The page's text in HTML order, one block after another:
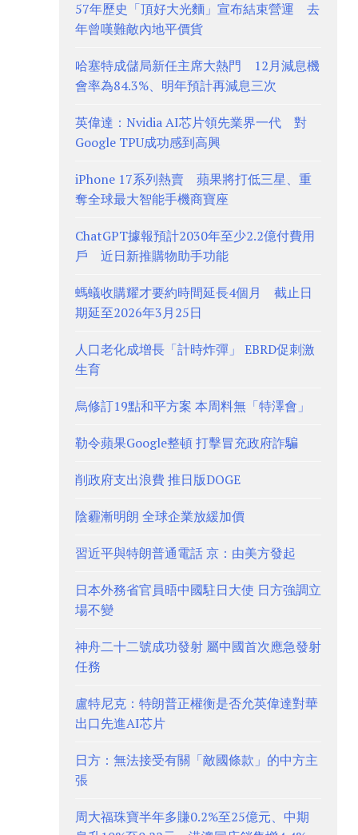
57年歷史「頂好大光麵」宣布結束營運 去
年曾嘆難敵內地平價貨
哈塞特成儲局新任主席大熱門 12月減息機
會率為84.3%、明年預計再減息三次
英偉達：Nvidia AI芯片領先業界一代 對
Google TPU成功感到高興
iPhone 17系列熱賣 蘋果將打低三星、重
奪全球最大智能手機商寶座
ChatGPT據報預計2030年至少2.2億付費用
戶 近日新推購物助手功能
螞蟻收購耀才要約時間延長4個月 截止日
期延至2026年3月25日
人口老化成增長「計時炸彈」 EBRD促刺激
生育
烏修訂19點和平方案 本周料無「特澤會」
勒令蘋果Google整頓 打擊冒充政府詐騙
削政府支出浪費 推日版DOGE
陰霾漸明朗 全球企業放緩加價
習近平與特朗普通電話 京：由美方發起
日本外務省官員晤中國駐日大使 日方強調立
場不變
神舟二十二號成功發射 屬中國首次應急發射
任務
盧特尼克：特朗普正權衡是否允英偉達對華
出口先進AI芯片
日方：無法接受有關「敵國條款」的中方主
張
周大福珠寶半年多賺0.2%至25億元、中期